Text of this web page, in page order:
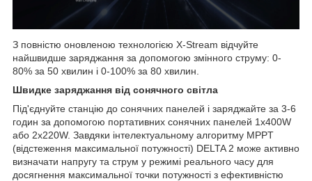
З повністю оновленою технологією X-Stream відчуйте
найшвидше заряджання за допомогою змінного струму: 0-
80% за 50 хвилин і 0-100% за 80 хвилин.
Швидке заряджання від сонячного світла
Під'єднуйте станцію до сонячних панелей і заряджайте за 3-6
годин за допомогою портативних сонячних панелей 1x400W
або 2x220W. Завдяки інтелектуальному алгоритму MPPT
(відстеження максимальної потужності) DELTA 2 може активно
визначати напругу та струм у режимі реального часу для
досягнення максимальної точки потужності з ефективністю